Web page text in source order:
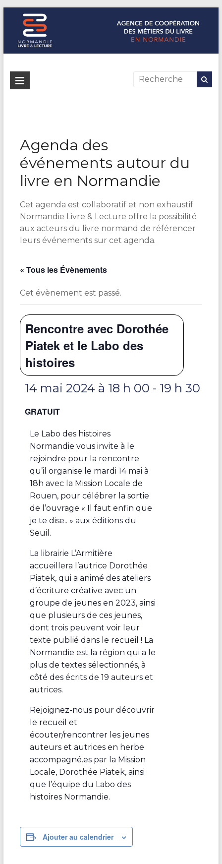
Normandie Livre & Lecture
L'agence de coopération des métiers du livre en Normandie
Agenda des
événements autour du
livre en Normandie
Cet agenda est collaboratif et non exhaustif.
Normandie Livre & Lecture offre la possibilité
aux acteurs du livre normand de référencer
leurs événements sur cet agenda.
« Tous les Évènements
Cet évènement est passé.
Rencontre avec Dorothée
Piatek et le Labo des
histoires
14 mai 2024 à 18 h 00 - 19 h 30
GRATUIT
Le Labo des histoires
Normandie vous invite à le
rejoindre pour la rencontre
qu’il organise le mardi 14 mai à
18h avec la Mission Locale de
Rouen, pour célébrer la sortie
de l’ouvrage « Il faut enfin que
je te dise.. » aux éditions du
Seuil.
La librairie L’Armitière
accueillera l’autrice Dorothée
Piatek, qui a animé des ateliers
d’écriture créative avec un
groupe de jeunes en 2023, ainsi
que plusieurs de ces jeunes,
dont trois peuvent voir leur
texte publié dans le recueil ! La
Normandie est la région qui a le
plus de textes sélectionnés, à
côté des écrits de 19 auteurs et
autrices.
Rejoignez-nous pour découvrir
le recueil et
écouter/rencontrer les jeunes
auteurs et autrices en herbe
accompagné.es par la Mission
Locale, Dorothée Piatek, ainsi
que l’équipe du Labo des
histoires Normandie.
Ajouter au calendrier